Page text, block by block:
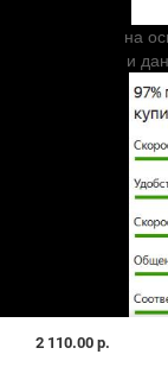
2 110.00 р.
на
и